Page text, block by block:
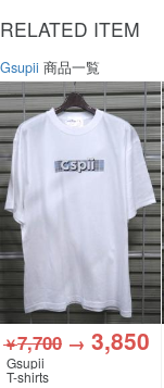
RELATED ITEM
Gsupii 商品一覧
￥7,700 → 3,850
Gsupii
T-shirts